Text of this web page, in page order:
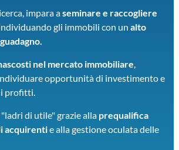
impara aseminare e raccogliere
gli immobili con un alto
nel mercato immobiliare,
opportunità di investimento e
i profitti.
di utile" grazie alla prequalifica
acquirentie alla gestione oculata delle